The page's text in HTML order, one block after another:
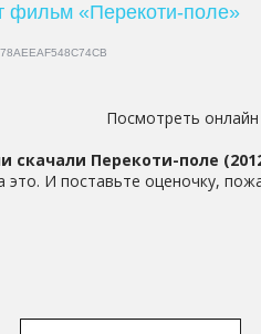
фильм «Перекоти-поле»
Посмотреть
скачали Перекоти-поле
И поставьте оценочку,